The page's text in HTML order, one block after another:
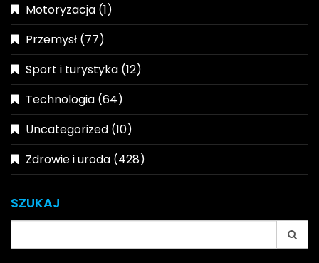
Motoryzacja (1)
Przemysł (77)
Sport i turystyka (12)
Technologia (64)
Uncategorized (10)
Zdrowie i uroda (428)
SZUKAJ
for: